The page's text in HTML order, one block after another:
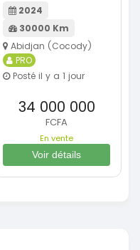
2024
30000 Km
Abidjan (Cocody)
PRO
Posté il y a 1 jour
34 000 000
FCFA
En vente
Voir détails